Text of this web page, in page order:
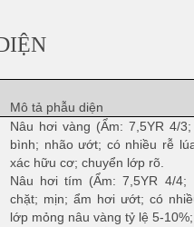
Mô tả phẫu diện
Nâu hơi vàng (Ẩm: 7,5YR 4/
bình; nhão ướt; có nhiều rễ
xác hữu cơ; chuyển lớp rõ.
Nâu hơi tím (Ẩm: 7,5YR 4/4;
chặt; mịn; ẩm hơi ướt; có
lớp mỏng nâu vàng tỷ lệ 5-